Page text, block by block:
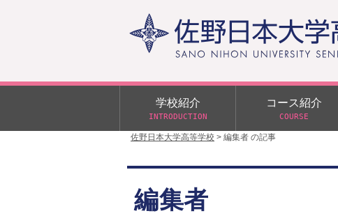
佐野日本大学高等学校 > 編集者 の記事
学校紹介
INTRODUCTION
学校案内
コース紹介
COURSE
αクラス
N進学クラス（Nクラス）
スクールバス
日大DAY
学校案内パンフレット
サニチヒーローズ
編集者